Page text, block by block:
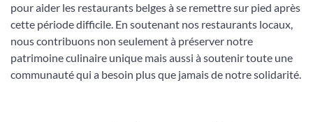
pour aider les restaurants belges à se remettre sur pied après
cette période difficile. En soutenant nos restaurants locaux,
nous contribuons non seulement à préserver notre
patrimoine culinaire unique mais aussi à soutenir toute une
communauté qui a besoin plus que jamais de notre solidarité.